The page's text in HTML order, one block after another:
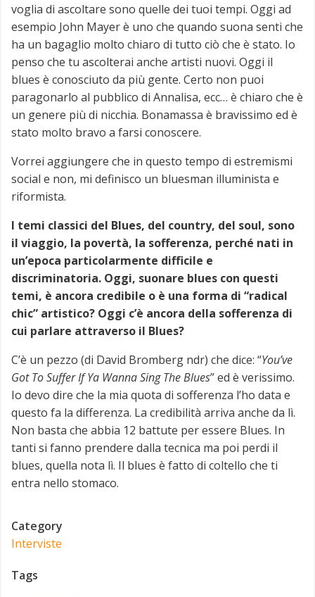
voglia di ascoltare sono quelle dei tuoi tempi. Oggi ad
esempio John Mayer è uno che quando suona senti che
ha un bagaglio molto chiaro di tutto ciò che è stato. Io
penso che tu ascolterai anche artisti nuovi. Oggi il
blues è conosciuto da più gente. Certo non puoi
paragonarlo al pubblico di Annalisa, ecc… è chiaro che è
un genere più di nicchia. Bonamassa è bravissimo ed è
stato molto bravo a farsi conoscere.
Vorrei aggiungere che in questo tempo di estremismi
social e non, mi definisco un bluesman illuminista e
riformista.
I temi classici del Blues, del country, del soul, sono
il viaggio, la povertà, la sofferenza, perché nati in
un’epoca particolarmente difficile e
discriminatoria. Oggi, suonare blues con questi
temi, è ancora credibile o è una forma di “radical
chic” artistico? Oggi c’è ancora della sofferenza di
cui parlare attraverso il Blues?
C’è un pezzo (di David Bromberg ndr) che dice: “You’ve
Got To Suffer If Ya Wanna Sing The Blues” ed è verissimo.
Io devo dire che la mia quota di sofferenza l’ho data e
questo fa la differenza. La credibilità arriva anche da lì.
Non basta che abbia 12 battute per essere Blues. In
tanti si fanno prendere dalla tecnica ma poi perdi il
blues, quella nota lì. Il blues è fatto di coltello che ti
entra nello stomaco.
Category
Interviste
Tags